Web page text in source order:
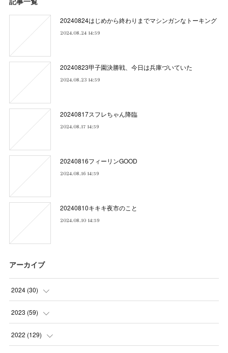
記事一覧
20240824はじめから終わりまでマシンガンなトーキング
2024.08.24 14:59
20240823甲子園決勝戦、今日は兵庫づいていた
2024.08.23 14:59
20240817スフレちゃん降臨
2024.08.17 14:59
20240816フィーリンGOOD
2024.08.16 14:59
20240810キキキ夜市のこと
2024.08.10 14:59
アーカイブ
2024 (30)
(5
(4)
2023 (59)
(4)
2022 (129)